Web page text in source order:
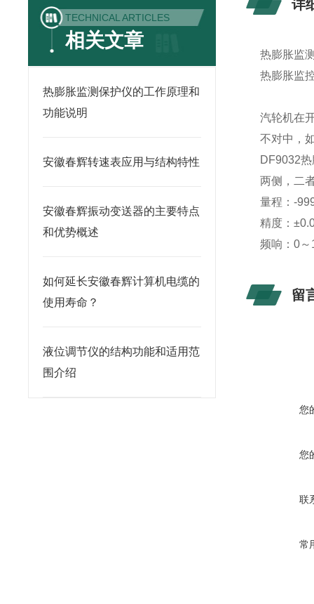
TECHNICAL ARTICLES
相关文章
热膨胀监测保护仪的工作原理和
功能说明
安徽春辉转速表应用与结构特性
安徽春辉振动变送器的主要特点
和优势概述
如何延长安徽春辉计算机电缆的
使用寿命？
液位调节仪的结构功能和适用范
围介绍
详
热膨胀监
热膨胀监
汽轮机在
不对中，
DF9032
两侧，二
量程：-
精度：
频响：0
留
您
您
联
常